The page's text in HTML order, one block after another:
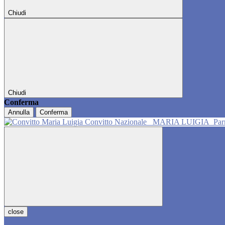
Chiudi
Chiudi
Conferma
Annulla Conferma
Convitto Nazionale MARIA LUIGIA
close